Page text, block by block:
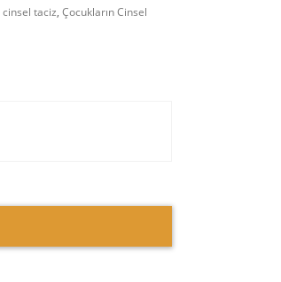
cinsel taciz, Çocukların Cinsel